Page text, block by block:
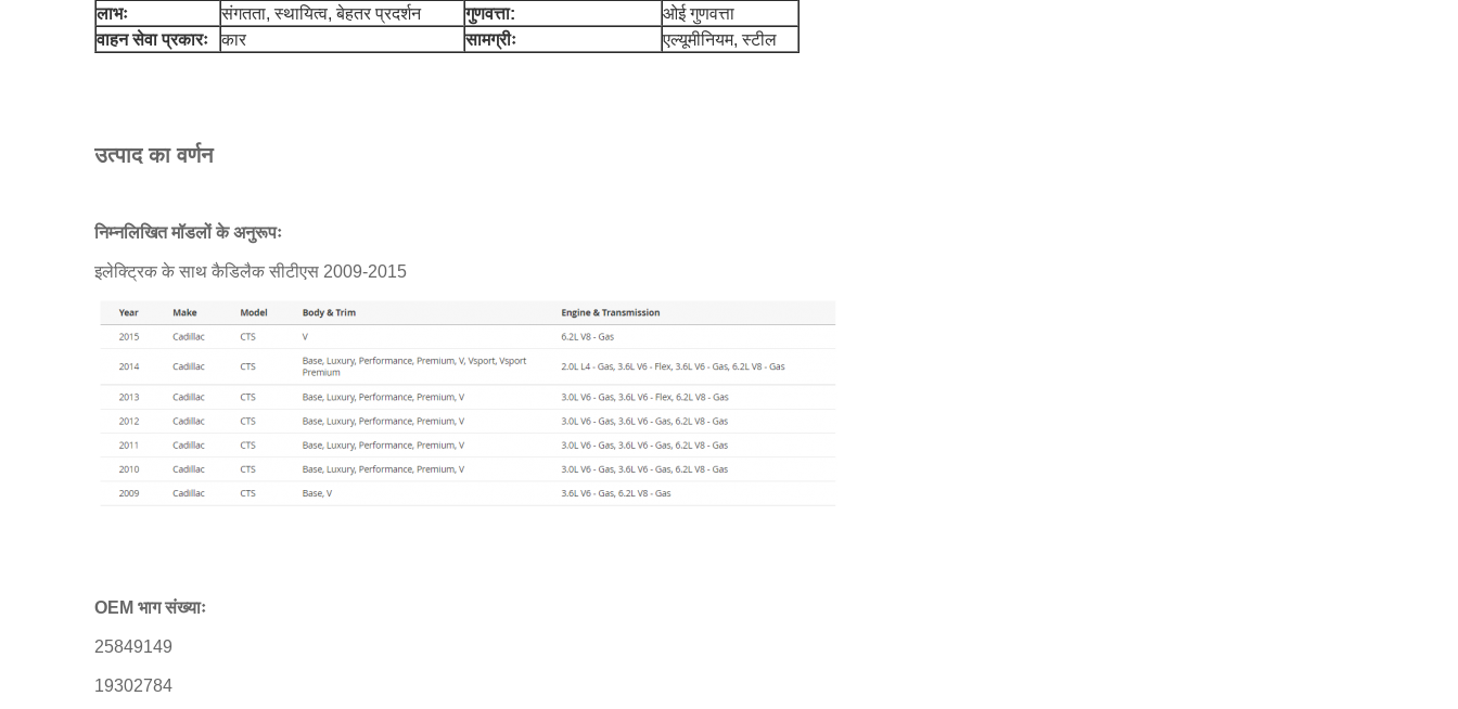
लाभः
संगतता, स्थायित्व, बेहतर प्रदर्शन गुणवत्ता:
ओई गुणवत्ता
वाहन सेवा प्रकारः
कार सामग्रीः एल्यूमीनियम, स्टील
उत्पाद का वर्णन
निम्नलिखित मॉडलों के अनुरूपः
इलेक्ट्रिक के साथ कैडिलैक सीटीएस 2009-2015
OEM भाग संख्याः
25849149
19302784